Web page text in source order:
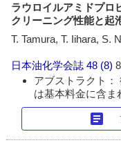
ラウロイルアミドプロ
クリーニング性能と起
T. Tamura, T. Iihara, S.
日本油化学会誌 48 (8)
アブストラクト：
は基本料金に含ま
article